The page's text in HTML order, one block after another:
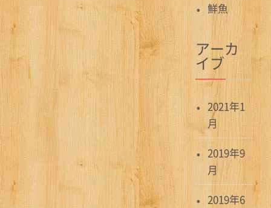
鮮魚
アーカ
イブ
2021年1
月
2019年9
月
2019年6